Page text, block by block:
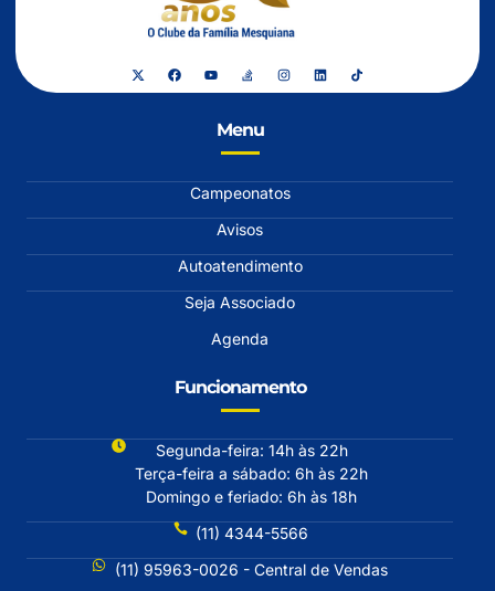
Menu
Campeonatos
Avisos
Autoatendimento
Seja Associado
Agenda
Funcionamento
Segunda-feira: 14h às 22h
Terça-feira a sábado: 6h às 22h
Domingo e feriado: 6h às 18h
(11) 4344-5566
(11) 95963-0026 - Central de Vendas